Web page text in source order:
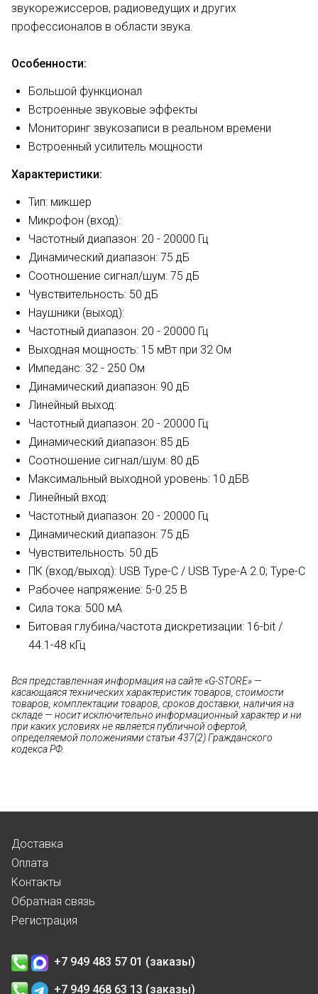
звукорежиссеров, радиоведущих и других
профессионалов в области звука.
Особенности:
Большой функционал
Встроенные звуковые эффекты
Мониторинг звукозаписи в реальном времени
Встроенный усилитель мощности
Характеристики:
Тип: микшер
Микрофон (вход):
Частотный диапазон: 20 - 20000 Гц
Динамический диапазон: 75 дБ
Соотношение сигнал/шум: 75 дБ
Чувствительность: 50 дБ
Наушники (выход):
Частотный диапазон: 20 - 20000 Гц
Выходная мощность: 15 мВт при 32 Ом
Импеданс: 32 - 250 Ом
Динамический диапазон: 90 дБ
Линейный выход:
Частотный диапазон: 20 - 20000 Гц
Динамический диапазон: 85 дБ
Соотношение сигнал/шум: 80 дБ
Максимальный выходной уровень: 10 дБВ
Линейный вход:
Частотный диапазон: 20 - 20000 Гц
Динамический диапазон: 75 дБ
Чувствительность: 50 дБ
ПК (вход/выход): USB Type-C / USB Type-A 2.0; Type-C
Рабочее напряжение: 5-0.25 В
Сила тока: 500 мА
Битовая глубина/частота дискретизации: 16-bit /
44.1-48 кГц
Вся представленная информация на сайте «G-STORE» —
касающаяся технических характеристик товаров, стоимости
товаров, комплектации товаров, сроков доставки, наличия на
складе — носит исключительно информационный характер и ни
при каких условиях не является публичной офертой,
определяемой положениями статьи 437(2) Гражданского
кодекса РФ.
Доставка
Оплата
Контакты
Обратная связь
Регистрация
+7 949 483 57 01 (заказы)
+7 949 468 63 13 (заказы)